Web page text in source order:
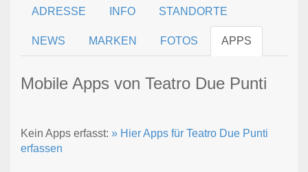
ADRESSE INFO STANDORTE
NEWS MARKEN FOTOS APPS
Mobile Apps von Teatro Due Punti
Kein Apps erfasst: » Hier Apps für Teatro Due Punti
erfassen